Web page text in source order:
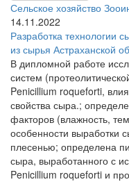
Сельское хозяйство
14.11.2022
Разработка технологии
из сырья Астраханской
В дипломной работе
систем
Penicillium roqueforti,
свойства сыра.;
факторов (влажность,
особенности выработки
плесенью; определена
сыра, выработанного с
Penicillium roqueforti и